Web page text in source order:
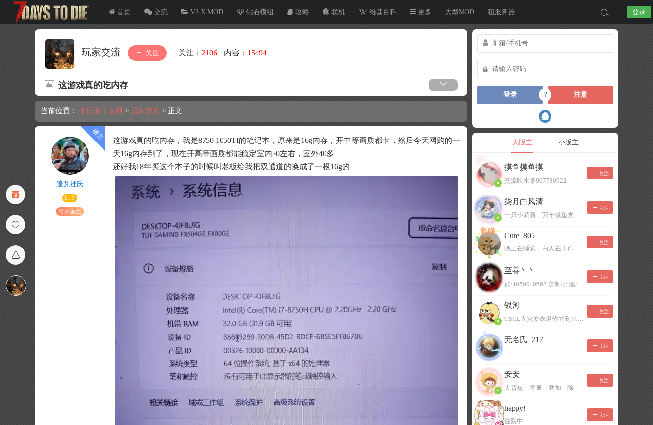
首页 交流 V3.X MOD 钻石模组 攻略 联机 维基百科 更多 大型MOD 租服务器 登录
玩家交流 关注 关注： 2106 内容： 15494
这游戏真的吃内存
当前位置： 七日杀中文网 > 玩家交流 > 正文
達瓦裡氏
Lv.9
浴火重生
这游戏真的吃内存，我是8750 1050TI的笔记本，原来是16g内存，开中等画质都卡，然后今天网购的一
天16g内存到了，现在开高等画质都能稳定室内30左右，室外40多
还好我18年买这个本子的时候叫老板给我把双通道的换成了一根16g的
登录 ? 注册
大版主 小版主
摸鱼摸鱼摸
交流吹水群967780922
关注
柒月白风清
一只小萌新，万年摸鱼党！已经脱坑了。。。
关注
Cure_805
晚上在睡觉，白天在工作，不一定能及时回复，有事可以留言！
关注
至善丶丶
群:1050040662 定制/开服/地图制作/价格公道
关注
银河
CSOL大灾变欢迎你的到来。QQ群：967780922
关注
无名氏_217
关注
安安
大背包、常显、叠加、除草树，唯一作者QQ383125283
关注
happy!
住院中
关注